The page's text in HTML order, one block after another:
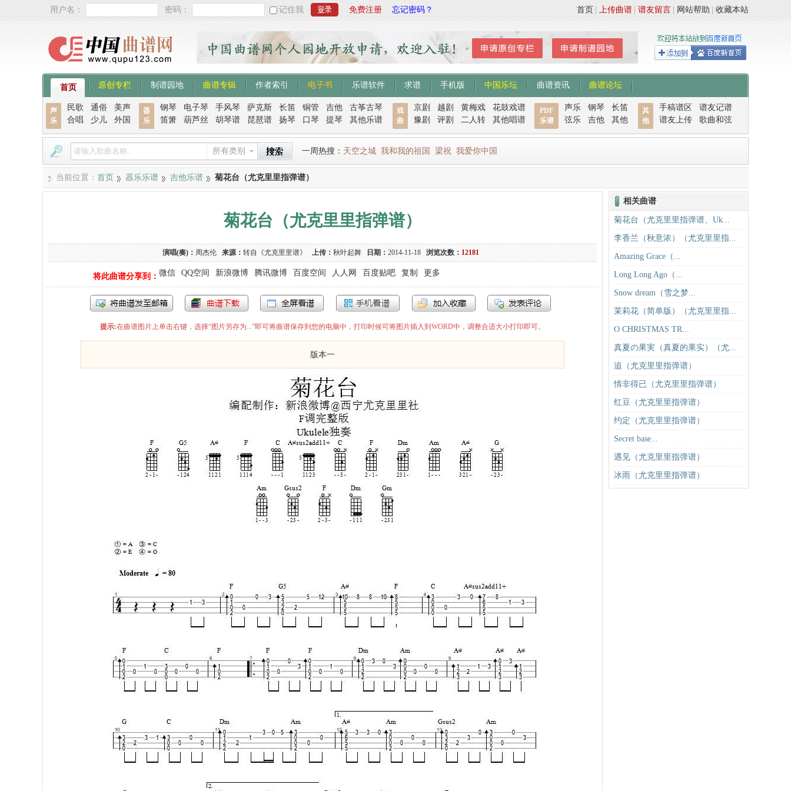
用户名： 密码： 记住我 免费注册 忘记密码？ 收藏本站
网站帮助
谱友留言
上传曲谱
首页
首页 原创专栏 制谱园地 曲谱专辑 作者索引 电子书 乐谱软件 求谱 手机版 中国乐坛 曲谱资讯 曲谱论坛
声
乐
民歌 通俗
美声
合唱
少儿 外国
器
乐
钢琴 电子琴 手风琴 萨克斯 长笛 铜管 吉他
古筝古琴
笛箫
葫芦丝 胡琴谱 琵琶谱 扬琴 口琴 提琴 其他乐谱
戏
曲
京剧 越剧 黄梅戏
花鼓戏谱
豫剧
评剧 二人转 其他唱谱
PDF
乐谱
声乐 钢琴
长笛
弦乐
吉他 其他
其
他
手稿谱区
谱友记谱
谱友上传
歌曲和弦
所有类别 一周热搜： 天空之城 我和我的祖国 梁祝 我爱你中国
当前位置： 首页 器乐乐谱 吉他乐谱 菊花台（尤克里里指弹谱）
菊花台（尤克里里指弹谱）
演唱(奏)： 周杰伦 来源： 转自《尤克里里谱》 上传： 秋叶起舞 日期： 2014-11-18 浏览次数： 12181
将此曲谱分享到： 微信 QQ空间 新浪微博 腾讯微博 百度空间 人人网 百度贴吧 复制 更多
提示:在曲谱图片上单击右键，选择“图片另存为...”即可将曲谱保存到您的电脑中，打印时候可将图片插入到WORD中，调整合适大小打印即可。
版本一
相关曲谱
菊花台（尤克里里指弹谱、Uk...
李香兰（秋意浓）（尤克里里指...
Amazing Grace（...
Long Long Ago（...
Snow dream（雪之梦...
茉莉花（简单版）（尤克里里指...
O CHRISTMAS TR...
真夏の果実（真夏的果实）（尤...
追（尤克里里指弹谱）
情非得已（尤克里里指弹谱）
红豆（尤克里里指弹谱）
约定（尤克里里指弹谱）
Secret base...
遇见（尤克里里指弹谱）
冰雨（尤克里里指弹谱）